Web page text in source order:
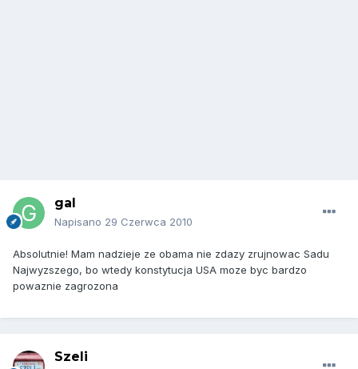
gal
Napisano 29 Czerwca 2010
Absolutnie! Mam nadzieje ze obama nie zdazy zrujnowac Sadu
Najwyzszego, bo wtedy konstytucja USA moze byc bardzo
powaznie zagrozona
Szeli